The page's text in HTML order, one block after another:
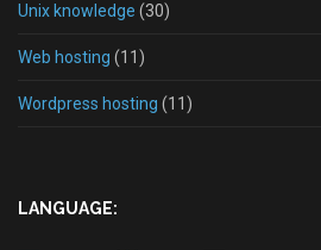
Unix knowledge (30)
Web hosting (11)
Wordpress hosting (11)
LANGUAGE: